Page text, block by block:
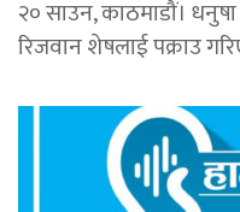
२० साउन, काठमाडौं।
रिजवान शेषलाई पक्राउ